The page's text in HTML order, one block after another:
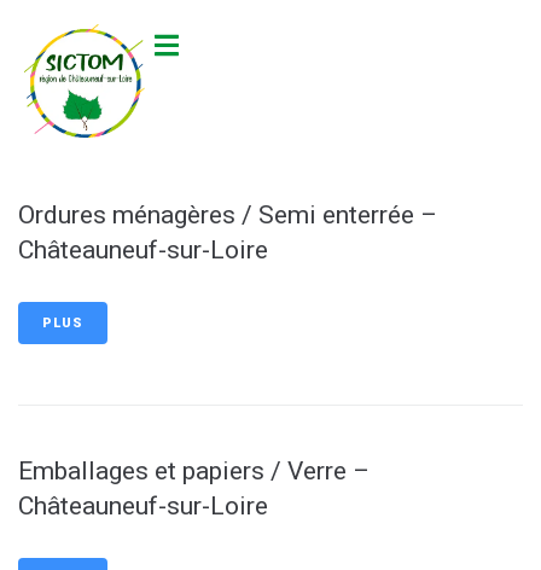
Ordures ménagères / Semi enterrée –
Châteauneuf-sur-Loire
PLUS
Emballages et papiers / Verre –
Châteauneuf-sur-Loire